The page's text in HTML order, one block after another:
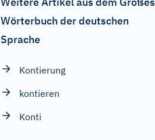
Wörterbuch der deutschen
Sprache
Kontierung
kontieren
Konti